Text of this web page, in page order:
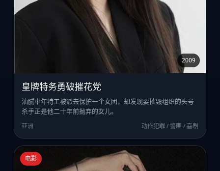
2009
皇牌特务勇破摧花党
油腻中年特工被派去保护一个女团，却发现要摧毁组织的头号
杀手正是他二十年前抛弃的女儿。
亚洲 动作犯罪 / 警匪 / 喜剧
电影